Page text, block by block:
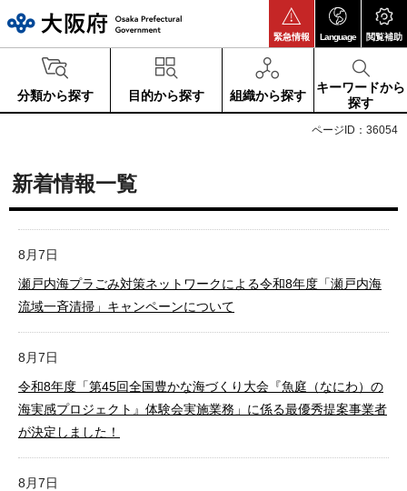
緊急情報 Language 閲覧補助
分類から探す 目的から探す 組織から探す
キーワードから
探す
ページID：36054
新着情報一覧
8月7日
瀬戸内海プラごみ対策ネットワークによる令和8年度「瀬戸内海
流域一斉清掃」キャンペーンについて
8月7日
令和8年度「第45回全国豊かな海づくり大会『魚庭（なにわ）の
海実感プロジェクト』体験会実施業務」に係る最優秀提案事業者
が決定しました！
8月7日